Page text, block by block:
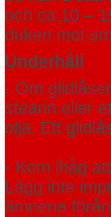
och ca 10 –
duken mot
Underhåll
- Om
stearin eller
olja. Ett
- Kom ihåg
Lägg inte
ämnena